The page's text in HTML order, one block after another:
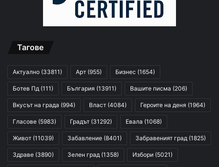
Тагове
Актуално (33811) Арт (955) Бизнес (1654)
Ботев Пд (111) България (13911) Вашите писма (206)
Вкусът на града (994) Власт (4084) Героите на деня (1964)
Гласове (5983) Градът (31292) Евала (1068)
Живот (11039) Забавление (8401) Забравеният град (1825)
Здраве (3890) Зелен град (1358) Избори (5021)